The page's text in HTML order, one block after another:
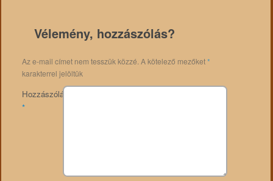
Vélemény, hozzászólás?
Az e-mail címet nem tesszük közzé. A kötelező mezőket*
karakterrel jelöltük
Hozzászólás
*